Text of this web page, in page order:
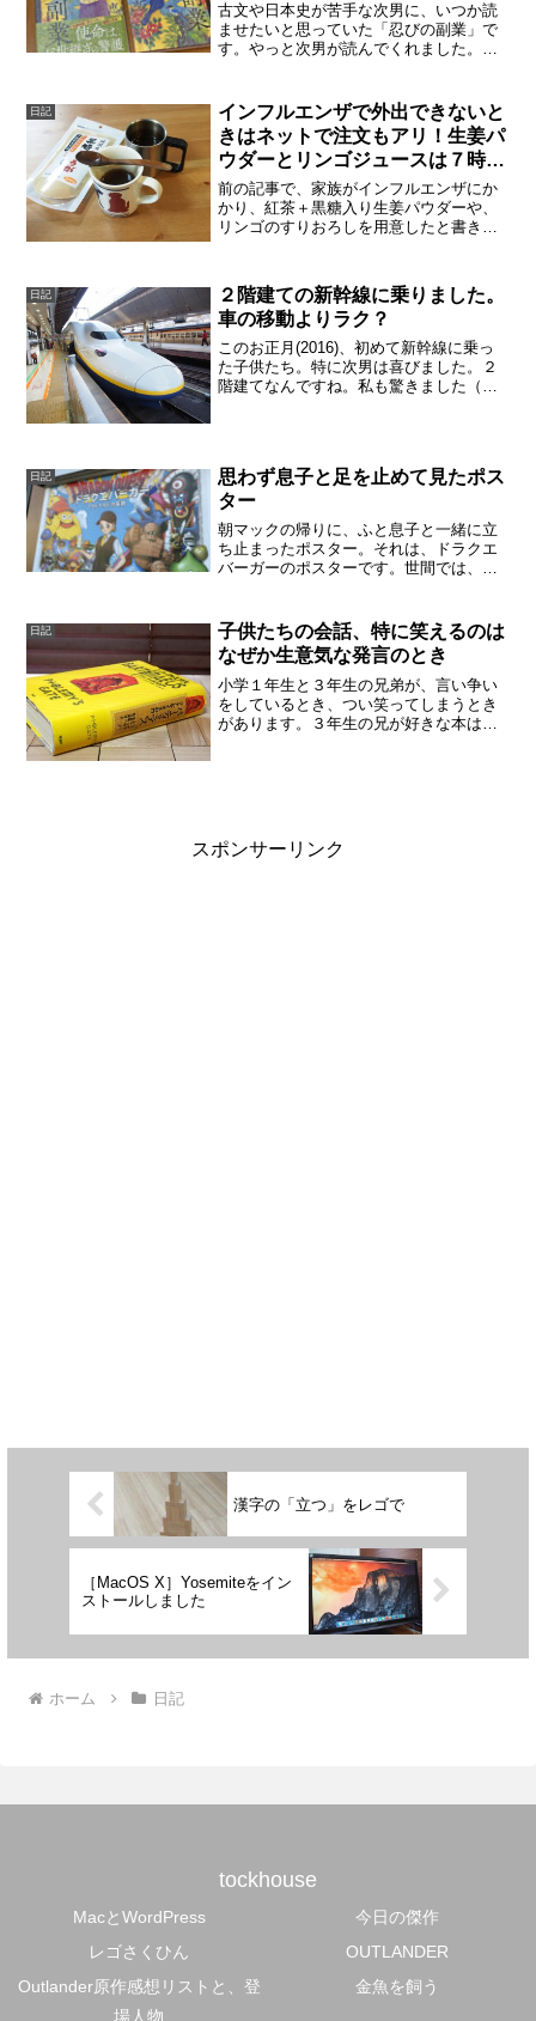
古文や日本史が苦手な次男に、いつか読
ませたいと思っていた「忍びの副業」で
す。やっと次男が読んでくれました。面
いほど、気負いなく楽しめる時代もので
す。登場する忍びにもいく...
日記
インフルエンザで外出できないと
きはネットで注文もアリ！生姜パ
ウダーとリンゴジュースは７時間
で到着
前の記事で、家族がインフルエンザにか
かり、紅茶＋黒糖入り生姜パウダーや、
リンゴのすりおろしを用意したと書きま
ません。生姜パウダーも切れかかってる
し、リンゴをむくのもツラ...
日記
２階建ての新幹線に乗りました。
車の移動よりラク？
このお正月(2016)、初めて新幹線に乗っ
た子供たち。特に次男は喜びました。２
階建てなんですね。私も驚きました（そ
日記
思わず息子と足を止めて見たポス
ター
朝マックの帰りに、ふと息子と一緒に立
ち止まったポスター。それは、ドラクエ
バーガーのポスターです。世間では、リ
ちろんうちもDL済み）、リメイクのドラ
クエ１を家族で遊...
日記
子供たちの会話、特に笑えるのは
なぜか生意気な発言のとき
小学１年生と３年生の兄弟が、言い争い
をしているとき、つい笑ってしまうとき
があります。３年生の兄が好きな本は
スポンサーリンク
漢字の「立つ」をレゴで
［MacOS X］Yosemiteをイン
ストールしました
ホーム 日記
tockhouse
MacとWordPress
今日の傑作
レゴさくひん
OUTLANDER
Outlander原作感想リストと、登
場人物
金魚を飼う